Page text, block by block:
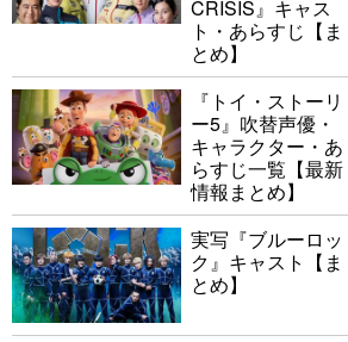
CRISIS』キャス
ト・あらすじ【ま
とめ】
『トイ・ストーリ
ー5』吹替声優・
キャラクター・あ
らすじ一覧【最新
情報まとめ】
実写『ブルーロッ
ク』キャスト【ま
とめ】